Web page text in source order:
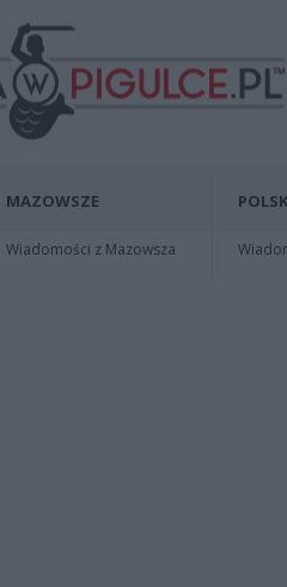
MAZOWSZE
Wiadomości z Mazowsza